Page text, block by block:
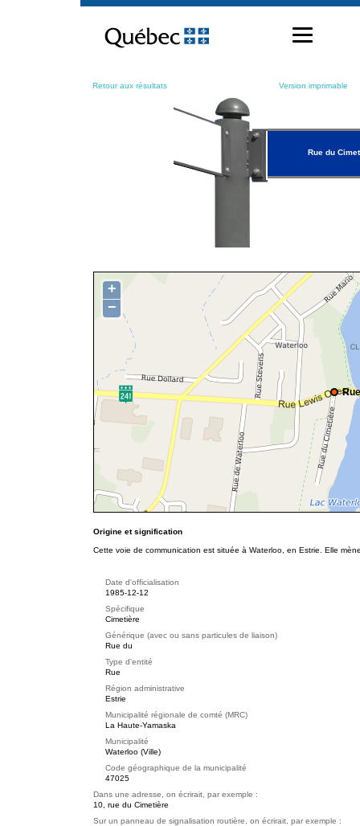
contenu
Retour aux résultats Version imprimable
Rue du
+
−
Origine et signification
Cette voie de communication est située à Waterloo, en Estrie. Elle
Date d'officialisation
1985-12-12
Spécifique
Cimetière
Générique (avec ou sans particules de liaison)
Rue du
Type d'entité
Rue
Région administrative
Estrie
Municipalité régionale de comté (MRC)
La Haute-Yamaska
Municipalité
Waterloo (Ville)
Code géographique de la municipalité
47025
Dans une adresse, on écrirait, par exemple :
10, rue du Cimetière
Sur un panneau de signalisation routière, on écrirait, par exemple :